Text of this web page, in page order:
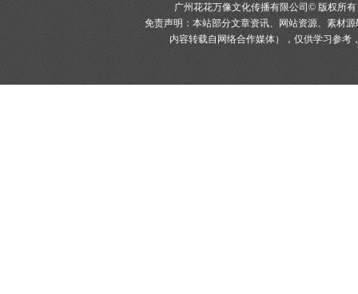
广州花花万像文化传播有限公司© 版权所有
免责声明：本站部分文章资讯、网站资源、素材
内容转载自网络合作媒体），仅供学习参